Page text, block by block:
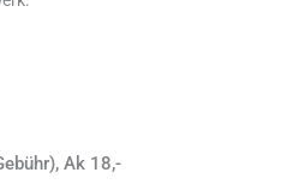
Ak 18,-